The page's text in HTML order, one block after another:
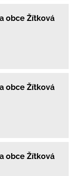
obce Žítková
obce Žítková
obce Žítková